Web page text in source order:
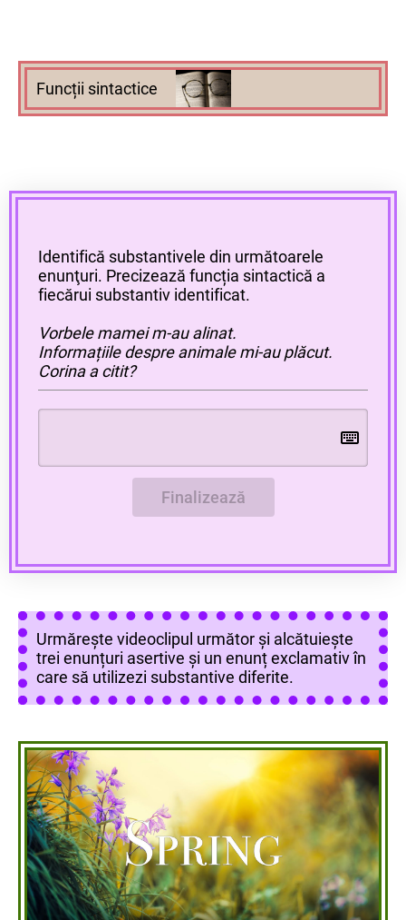
Funcții sintactice
Identifică substantivele din următoarele
enunţuri. Precizează funcția sintactică a
fiecărui substantiv identificat.
Vorbele mamei m-au alinat.
Informațiile despre animale mi-au plăcut.
Corina a citit?
Finalizează
Urmărește videoclipul următor și alcătuiește
trei enunțuri asertive și un enunț exclamativ în
care să utilizezi substantive diferite.